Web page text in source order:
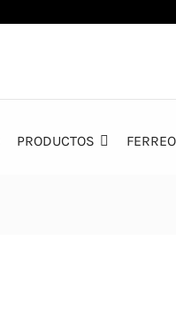
PRODUCTOS